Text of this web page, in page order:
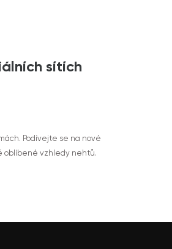
sítích
Podívejte se na nové
oblíbené vzhledy nehtů.